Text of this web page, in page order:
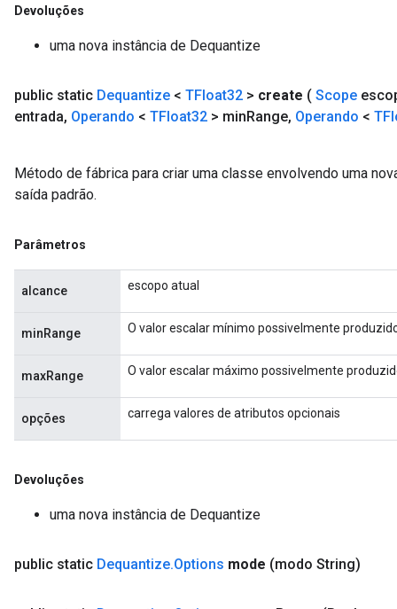
Devoluções
uma nova instância de Dequantize
public static Dequantize < TFloat32 > create ( Scope
entrada, Operando < TFloat32 > minRange, Operando <
Método de fábrica para criar uma classe envolvendo uma
saída padrão.
Parâmetros
alcance escopo atual
minRange O valor escalar mínimo possivelmente
maxRange O valor escalar máximo possivelmente
opções carrega valores de atributos opcionais
Devoluções
uma nova instância de Dequantize
public static Dequantize.Options mode (modo String)